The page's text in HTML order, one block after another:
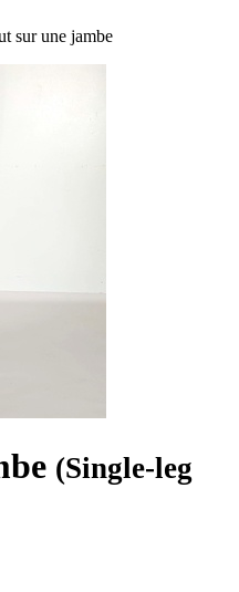
sur une jambe
(Single-leg